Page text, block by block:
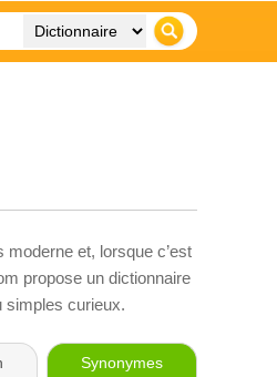
et, lorsque c’est
propose un dictionnaire
simples curieux.
Synonymes